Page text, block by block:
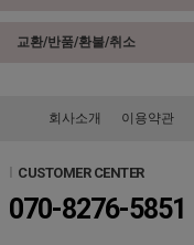
교환/반품/환불/취소
회사소개 이용약관
CUSTOMER CENTER
070-8276-5851